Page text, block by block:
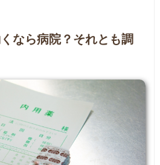
なら病院？それとも調